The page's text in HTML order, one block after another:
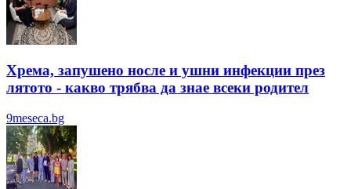
Хрема, запушено носле и ушни инфекции през
лятотo - какво трябва да знае всеки родител
9meseca.bg